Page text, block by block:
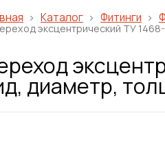
Каталог Фитинги
эксцентрический ТУ
диаметр,